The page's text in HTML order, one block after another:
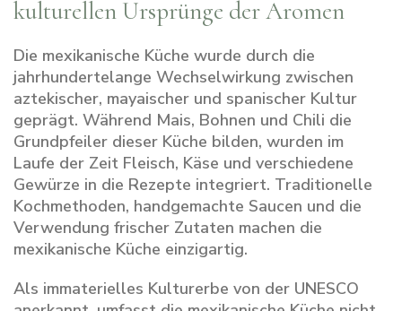
kulturellen Ursprünge der Aromen
Die mexikanische Küche wurde durch die
jahrhundertelange Wechselwirkung zwischen
aztekischer, mayaischer und spanischer Kultur
geprägt. Während Mais, Bohnen und Chili die
Grundpfeiler dieser Küche bilden, wurden im
Laufe der Zeit Fleisch, Käse und verschiedene
Gewürze in die Rezepte integriert. Traditionelle
Kochmethoden, handgemachte Saucen und die
Verwendung frischer Zutaten machen die
mexikanische Küche einzigartig.
Als immaterielles Kulturerbe von der UNESCO